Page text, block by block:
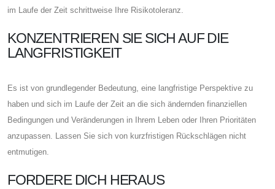
im Laufe der Zeit schrittweise Ihre Risikotoleranz.
KONZENTRIEREN SIE SICH AUF DIE
LANGFRISTIGKEIT
Es ist von grundlegender Bedeutung, eine langfristige Perspektive zu
haben und sich im Laufe der Zeit an die sich ändernden finanziellen
Bedingungen und Veränderungen in Ihrem Leben oder Ihren Prioritäten
anzupassen. Lassen Sie sich von kurzfristigen Rückschlägen nicht
entmutigen.
FORDERE DICH HERAUS